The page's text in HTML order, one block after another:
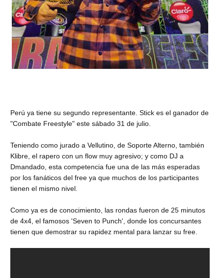
Perú ya tiene su segundo representante. Stick es el ganador de
"Combate Freestyle" este sábado 31 de julio.
Teniendo como jurado a Vellutino, de Soporte Alterno, también
Klibre, el rapero con un flow muy agresivo; y como DJ a
Dmandado, esta competencia fue una de las más esperadas
por los fanáticos del free ya que muchos de los participantes
tienen el mismo nivel.
Como ya es de conocimiento, las rondas fueron de 25 minutos
de 4x4, el famosos 'Seven to Punch', donde los concursantes
tienen que demostrar su rapidez mental para lanzar su free.